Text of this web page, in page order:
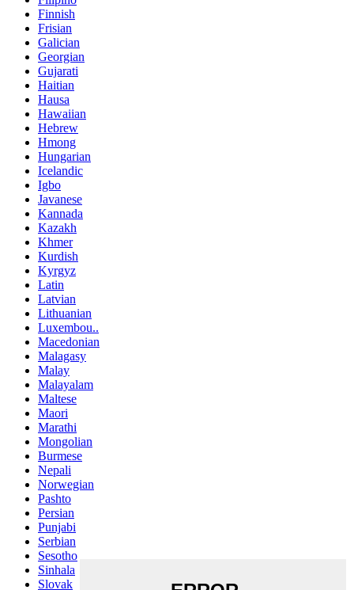
Finnish
Frisian
Galician
Georgian
Gujarati
Haitian
Hausa
Hawaiian
Hebrew
Hmong
Hungarian
Icelandic
Igbo
Javanese
Kannada
Kazakh
Khmer
Kurdish
Kyrgyz
Latin
Latvian
Lithuanian
Luxembou..
Macedonian
Malagasy
Malay
Malayalam
Maltese
Maori
Marathi
Mongolian
Burmese
Nepali
Norwegian
Pashto
Persian
Punjabi
Serbian
Sesotho
Sinhala
Slovak